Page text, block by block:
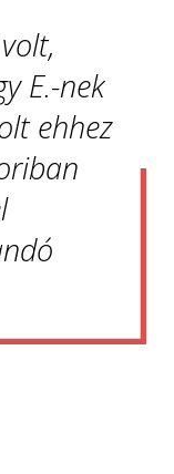
E.-nek
ehhez